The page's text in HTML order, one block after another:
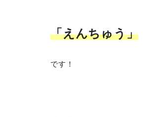
「えんちゅう」
です！